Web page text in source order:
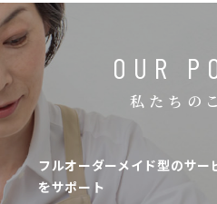
OUR
私たちの
フルオーダーメイド型のサ
をサポート